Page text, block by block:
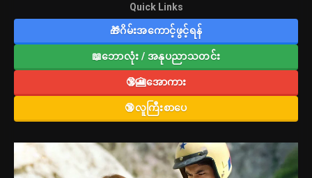
Quick Links
🎁ဂိမ်းအကောင့်ဖွင့်ရန်
📖ဘောလုံး / အနုပညာသတင်း
🔞🎦အောကား
🔞လူကြီးစာပေ